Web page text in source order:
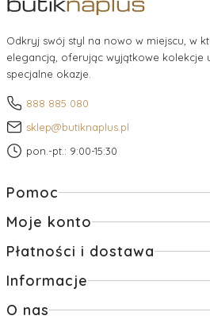
Odkryj swój styl na nowo w miejscu, w
elegancją, oferując wyjątkowe kolekcje
specjalne okazje.
888 885 080
sklep@butiknaplus.pl
pon.-pt.: 9:00-15:30
Linki w stopce
Pomoc
Zwroty i reklamacje
Regulamin
Raty
Moje konto
Twoje zamówienia
Przechowalnia
Płatności i dostawa
Formy płatności
Czas realizacji zamówienia
Informacje
Polityka prywatności
O nas